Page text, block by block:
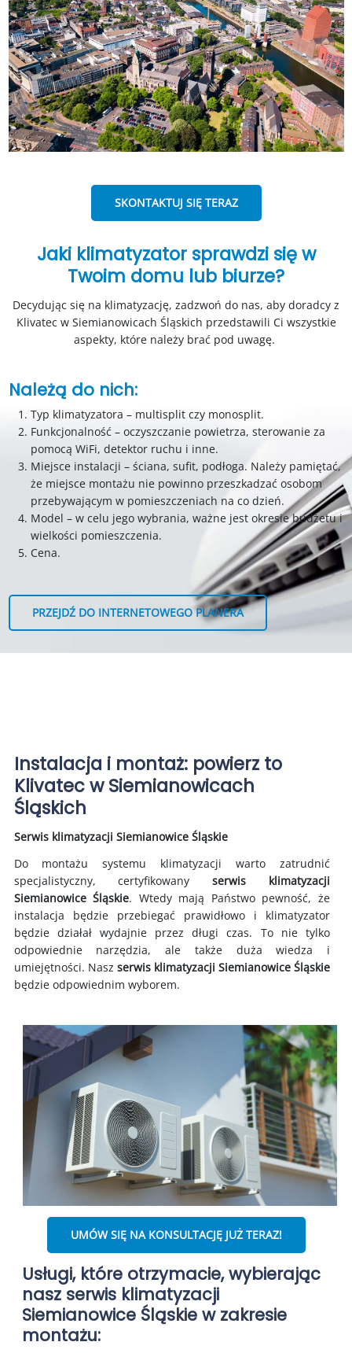
SKONTAKTUJ SIĘ TERAZ
Jaki klimatyzator sprawdzi się w
Twoim domu lub biurze?
Decydując się na klimatyzację, zadzwoń do nas, aby doradcy z
Klivatec w Siemianowicach Śląskich przedstawili Ci wszystkie
aspekty, które należy brać pod uwagę.
Należą do nich:
Typ klimatyzatora – multisplit czy monosplit.
Funkcjonalność – oczyszczanie powietrza, sterowanie za
pomocą WiFi, detektor ruchu i inne.
Miejsce instalacji – ściana, sufit, podłoga. Należy pamiętać,
że miejsce montażu nie powinno przeszkadzać osobom
przebywającym w pomieszczeniach na co dzień.
Model – w celu jego wybrania, ważne jest okresie budżetu i
wielkości pomieszczenia.
Cena.
PRZEJDŹ DO INTERNETOWEGO PLANERA
Instalacja i montaż: powierz to
Klivatec w Siemianowicach
Śląskich
Serwis klimatyzacji Siemianowice Śląskie
Do montażu systemu klimatyzacji warto zatrudnić
specjalistyczny, certyfikowanyserwis klimatyzacji
Siemianowice Śląskie. Wtedy mają Państwo pewność, że
instalacja będzie przebiegać prawidłowo i klimatyzator
będzie działał wydajnie przez długi czas. To nie tylko
odpowiednie narzędzia, ale także duża wiedza i
umiejętności. Nasz serwis klimatyzacji Siemianowice Śląskie
będzie odpowiednim wyborem.
UMÓW SIĘ NA KONSULTACJĘ JUŻ TERAZ!
Usługi, które otrzymacie, wybierając
nasz serwis klimatyzacji
Siemianowice Śląskie w zakresie
montażu: